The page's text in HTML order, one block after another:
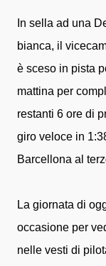
In sella ad una
bianca, il
è sceso in pista
mattina per
restanti 6 ore di
giro veloce in
Barcellona al
La giornata di
occasione per
nelle vesti di